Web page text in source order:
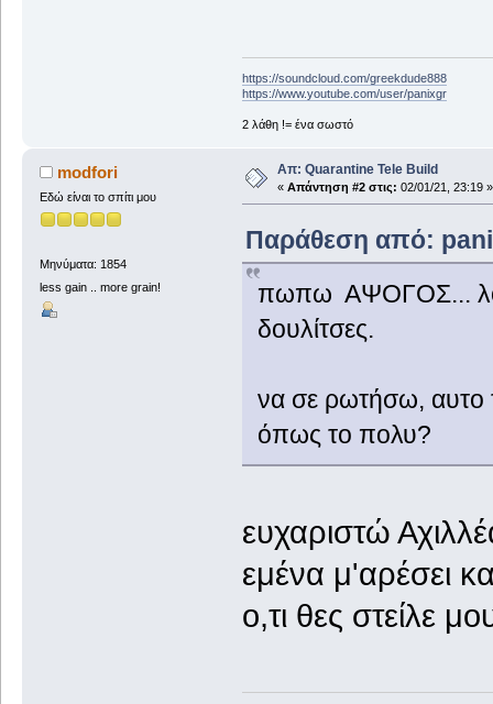
https://soundcloud.com/greekdude888
https://www.youtube.com/user/panixgr
2 λάθη != ένα σωστό
modfori
Εδώ είναι το σπίτι μου
Μηνύματα: 1854
less gain .. more grain!
Απ: Quarantine Tele Build
« Απάντηση #2 στις: 02/01/21, 23:19 »
Παράθεση από:
πωπω ΑΨΟΓΟΣ...
δουλίτσες.
να σε ρωτήσω, αυτο
όπως το πολυ?
ευχαριστώ
εμένα μ'αρέσει
ο,τι θες στείλε